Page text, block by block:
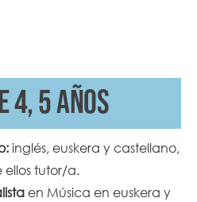
4, 5 AÑOS
inglés, euskera y castellano,
ellos tutor/a.
en Música en euskera y